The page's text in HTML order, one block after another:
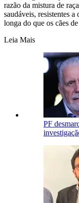
razão da mistura de
saudáveis, resistentes
longa do que os cães
Leia Mais
PF